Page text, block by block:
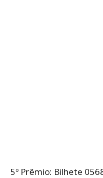
5º Prêmio: Bilhete